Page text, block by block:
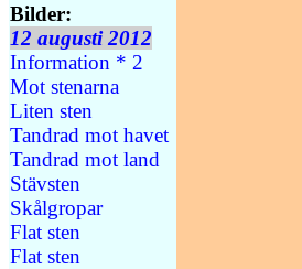
Bilder:
12 augusti 2012
Information * 2
Mot stenarna
Liten sten
Tandrad mot havet
Tandrad mot land
Stävsten
Skålgropar
Flat sten
Flat sten